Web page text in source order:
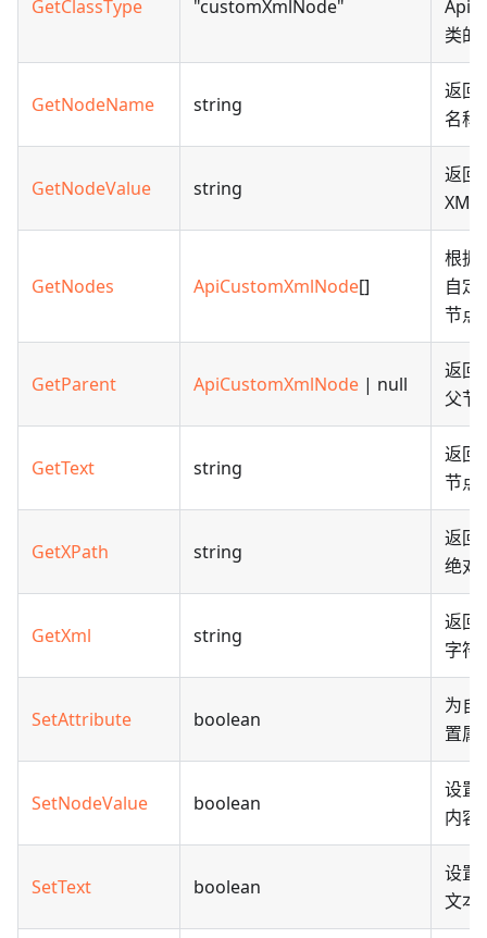
GetClassType "customXmlNode"
类的
GetNodeName string
返回
名称
GetNodeValue string
返回
XML
GetNodes ApiCustomXmlNode[]
根据
自定
节点
GetParent ApiCustomXmlNode | null
返回
父节
GetText string
返回
节点
GetXPath string
返回
绝对
GetXml string
返回
字符
SetAttribute boolean
为自
置属
SetNodeValue boolean
设置
内容
SetText boolean
设置
文本